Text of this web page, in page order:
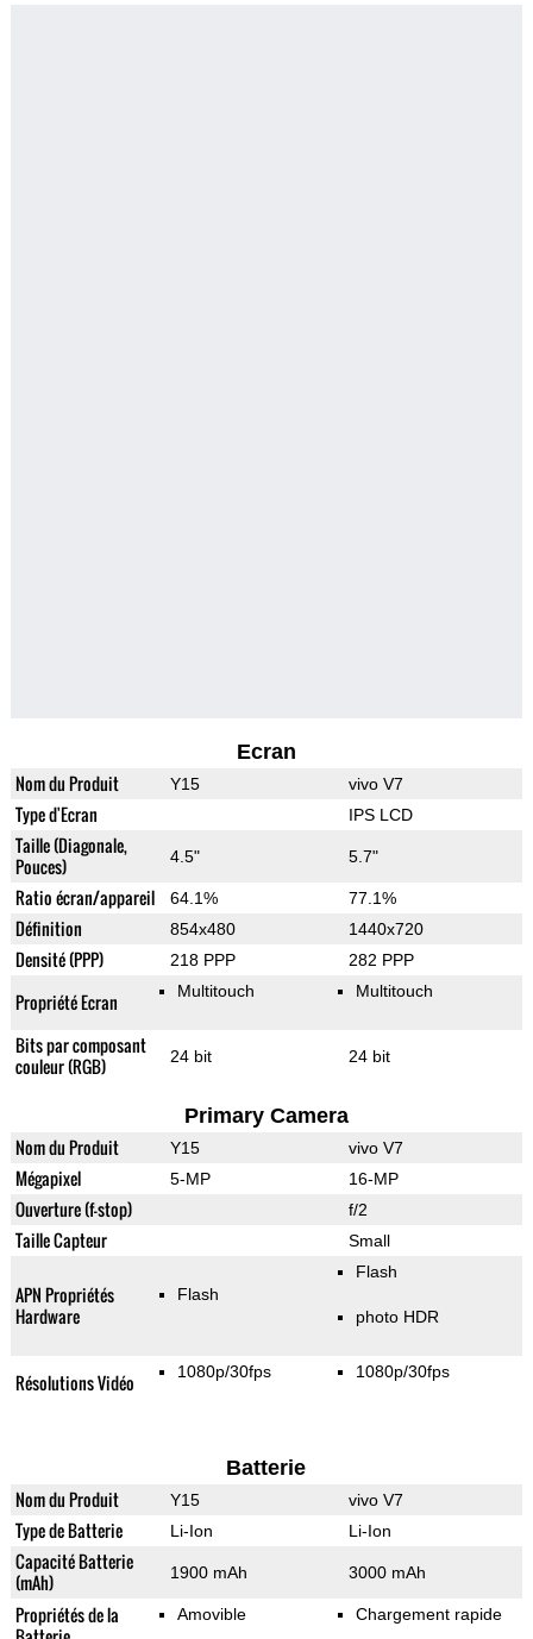
Ecran
Nom du Produit Y15 vivo V7
Type d'Ecran IPS LCD
Taille (Diagonale,
Pouces)
4.5" 5.7"
Ratio écran/appareil 64.1% 77.1%
Définition 854x480 1440x720
Densité (PPP) 218 PPP 282 PPP
Propriété Ecran Multitouch Multitouch
Bits par composant
couleur (RGB)
24 bit 24 bit
Primary Camera
Nom du Produit Y15 vivo V7
Mégapixel 5-MP 16-MP
Ouverture (f-stop) f/2
Taille Capteur Small
APN Propriétés
Hardware
Flash
Flash
photo HDR
Résolutions Vidéo 1080p/30fps 1080p/30fps
Batterie
Nom du Produit Y15 vivo V7
Type de Batterie Li-Ion Li-Ion
Capacité Batterie
(mAh)
1900 mAh 3000 mAh
Propriétés de la
Amovible Chargement rapide